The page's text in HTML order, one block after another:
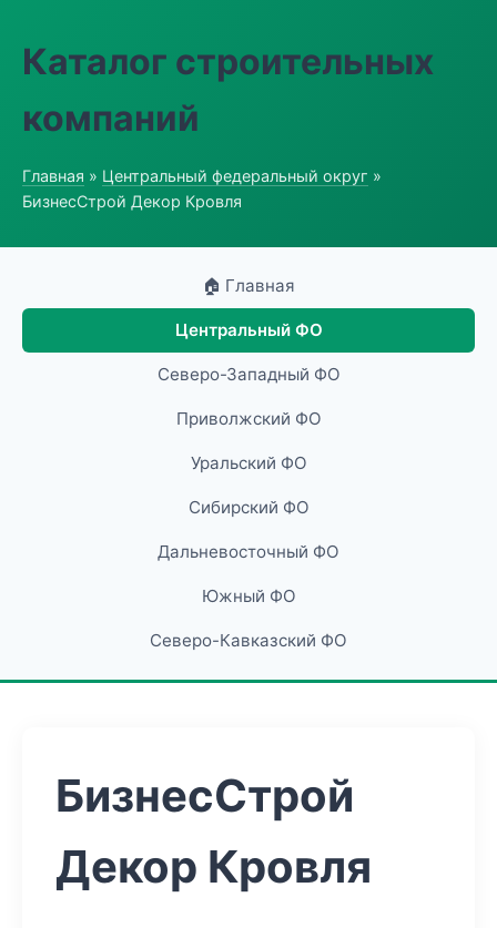
Каталог строительных
компаний
Главная » Центральный федеральный округ »
БизнесСтрой Декор Кровля
🏠 Главная
Центральный ФО
Северо-Западный ФО
Приволжский ФО
Уральский ФО
Сибирский ФО
Дальневосточный ФО
Южный ФО
Северо-Кавказский ФО
БизнесСтрой
Декор Кровля